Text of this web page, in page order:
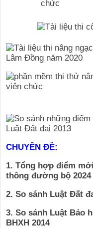
CHUYÊN ĐỀ:
1. Tổng hợp điểm
thông đường bộ 2024
2. So sánh Luật Đất
3. So sánh Luật Bảo
BHXH 2014